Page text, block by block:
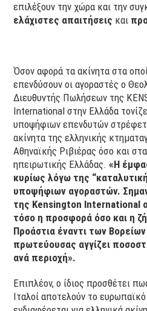
επιλέξουν την χώρα και την
ελάχιστες απαιτήσεις και
Όσον αφορά τα ακίνητα στα
επενδύσουν οι αγοραστές ο
Διευθυντής Πωλήσεων της
International στην Ελλάδα
υποψήφιων επενδυτών
ακίνητα της ελληνικής
Αθηναϊκής Ριβιέρας όσο και
ηπειρωτικής Ελλάδας. «Η
κυρίως λόγω της
υποψήφιων αγοραστών.
της Kensington International
τόσο η προσφορά όσο και η
Προάστια έναντι των
πρωτεύουσας αγγίζει
ανά περιοχή».
Επιπλέον, ο ίδιος προσθέτει
Ιταλοί αποτελούν το